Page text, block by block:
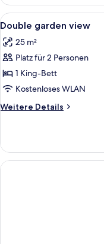
view
Alle
Fotos
für
Double
garden
view
anzeigen
6
Double garden view
25 m²
Platz für 2 Personen
1 King-Bett
Kostenloses WLAN
Weitere Details
Weitere
garden
view